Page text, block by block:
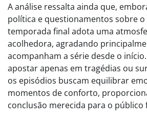
A análise ressalta ainda que,
política e questionamentos sobre o
temporada final adota uma
acolhedora, agradando
acompanham a série desde o
apostar apenas em tragédias ou
os episódios buscam equilibrar
momentos de conforto,
conclusão merecida para o público